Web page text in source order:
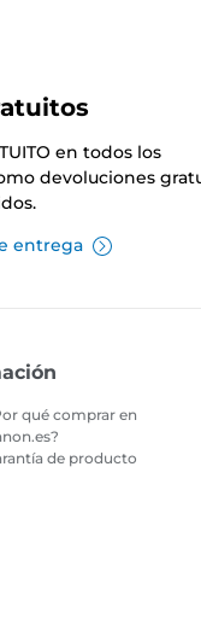
en todos los
devoluciones
entrega
qué comprar en
de producto
seguras en